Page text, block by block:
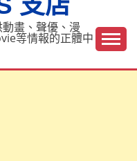
畫、聲優、漫
等情報的正體中